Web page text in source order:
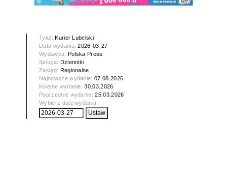
Tytuł: Kurier Lubelski
Data wydania:2026-03-27
Wydawca: Polska Press
Sekcja: Dzienniki
Zasięg: Regionalne
Najnowsze wydanie:07.08.2026
Kolejne wydanie:30.03.2026
Poprzednie wydanie:25.03.2026
Wybierz datę wydania: